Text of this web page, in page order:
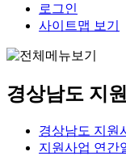
로그인
사이트맵 보기
경상남도 지
경상남도 지원
지원사업 연간